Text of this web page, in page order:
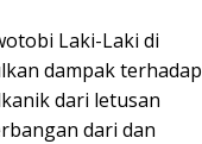
Laki-Laki di
dampak terhadap
dari letusan
dari dan